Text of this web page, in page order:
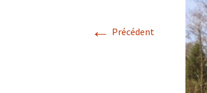
← Précédent